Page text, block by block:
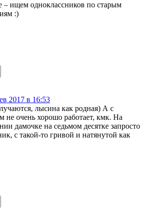
– ищем одноклассников по старым
:)
2017 в 16:53
лысина как родная) А с
не очень хорошо работает, кмк. На
дамочке на седьмом десятке запросто
с такой-то гривой и натянутой как